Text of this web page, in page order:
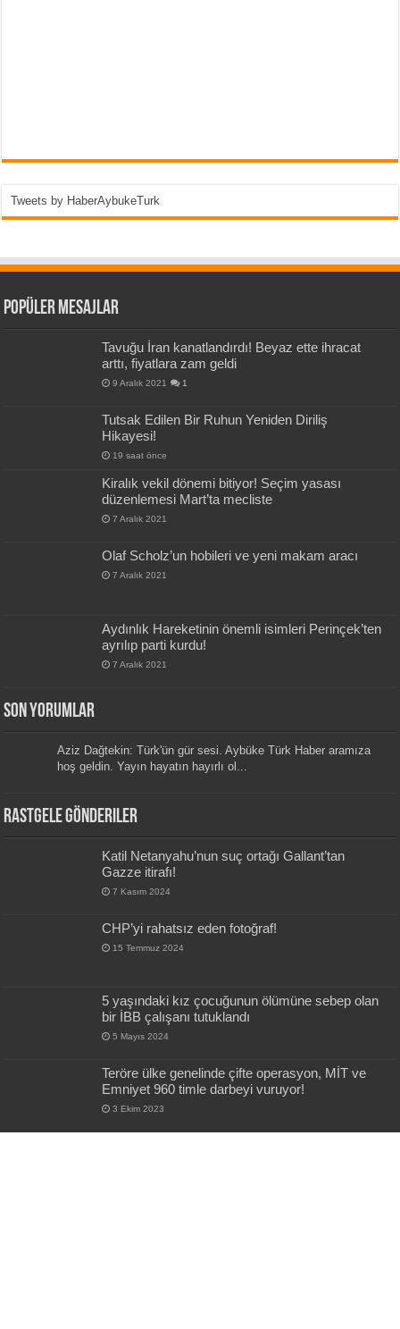
Tweets by HaberAybukeTurk
Popüler Mesajlar
Tavuğu İran kanatlandırdı! Beyaz ette ihracat
arttı, fiyatlara zam geldi
9 Aralık 2021 1
Tutsak Edilen Bir Ruhun Yeniden Diriliş
Hikayesi!
19 saat önce
Kiralık vekil dönemi bitiyor! Seçim yasası
düzenlemesi Mart’ta mecliste
7 Aralık 2021
Olaf Scholz’un hobileri ve yeni makam aracı
7 Aralık 2021
Aydınlık Hareketinin önemli isimleri Perinçek’ten
ayrılıp parti kurdu!
7 Aralık 2021
Son Yorumlar
Aziz Dağtekin: Türk'ün gür sesi. Aybüke Türk Haber aramıza
hoş geldin. Yayın hayatın hayırlı ol...
Rastgele Gönderiler
Katil Netanyahu’nun suç ortağı Gallant’tan
Gazze itirafı!
7 Kasım 2024
CHP’yi rahatsız eden fotoğraf!
15 Temmuz 2024
5 yaşındaki kız çocuğunun ölümüne sebep olan
bir İBB çalışanı tutuklandı
5 Mayıs 2024
Teröre ülke genelinde çifte operasyon, MİT ve
Emniyet 960 timle darbeyi vuruyor!
3 Ekim 2023